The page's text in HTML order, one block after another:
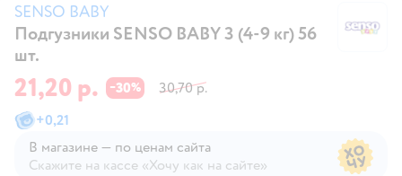
SENSO BABY
Подгузники SENSO BABY 3 (4-9 кг) 56
шт.
21,20 р. −30%
30,70 р.
+0,21
В магазине — по ценам сайта
Скажите на кассе «Хочу как на сайте»